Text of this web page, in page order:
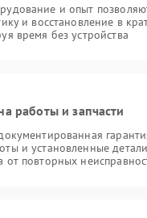
и опыт
и восстановление в
время без устройства
работы и запчасти
и установленные
от повторных